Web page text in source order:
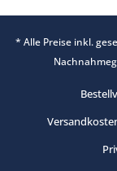
* Alle Preise inkl.